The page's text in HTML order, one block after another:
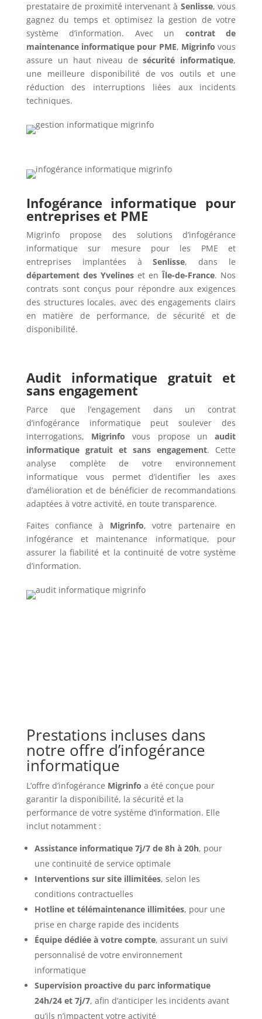
prestataire de proximité intervenant à Senlisse, vous
gagnez du temps et optimisez la gestion de votre
système d’information. Avec un contrat de
maintenance informatique pour PME, Migrinfo vous
assure un haut niveau desécurité informatique,
une meilleure disponibilité de vos outils et une
réduction des interruptions liées aux incidents
techniques.
Infogérance informatique pour
entreprises et PME
Migrinfo propose des solutions d’infogérance
informatique sur mesure pour les PME et
entreprises implantées àSenlisse, dans le
département des Yvelineset enÎle-de-France. Nos
contrats sont conçus pour répondre aux exigences
des structures locales, avec des engagements clairs
en matière de performance, de sécurité et de
disponibilité.
Audit informatique gratuit et
sans engagement
Parce que l’engagement dans un contrat
d’infogérance informatique peut soulever des
interrogations, Migrinfovous propose unaudit
informatique gratuit et sans engagement. Cette
analyse complète de votre environnement
informatique vous permet d’identifier les axes
d’amélioration et de bénéficier de recommandations
adaptées à votre activité, en toute transparence.
Faites confiance à Migrinfo, votre partenaire en
infogérance et maintenance informatique, pour
assurer la fiabilité et la continuité de votre système
d’information.
Prestations incluses dans
notre offre d’infogérance
informatique
L’offre d’infogérance Migrinfo a été conçue pour
garantir la disponibilité, la sécurité et la
performance de votre système d’information. Elle
inclut notamment :
Assistance informatique 7j/7 de 8h à 20h, pour
une continuité de service optimale
Interventions sur site illimitées, selon les
conditions contractuelles
Hotline et télémaintenance illimitées, pour une
prise en charge rapide des incidents
Équipe dédiée à votre compte, assurant un suivi
personnalisé de votre environnement
informatique
Supervision proactive du parc informatique
24h/24 et 7j/7, afin d’anticiper les incidents avant
qu’ils n’impactent votre activité